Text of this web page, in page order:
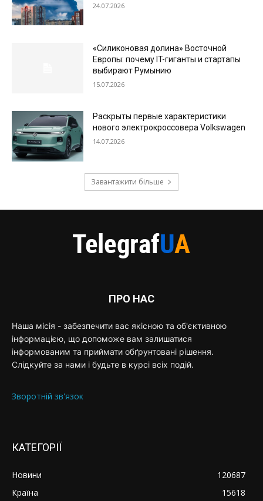
24.07.2026
«Силиконовая долина» Восточной
Европы: почему IT-гиганты и стартапы
выбирают Румынию
15.07.2026
Раскрыты первые характеристики
нового электрокроссовера Volkswagen
14.07.2026
Завантажити більше
ПРО НАС
Наша місія - забезпечити вас якісною та об'єктивною
інформацією, що допоможе вам залишатися
інформованим та приймати обґрунтовані рішення.
Слідкуйте за нами і будьте в курсі всіх подій.
Зворотній зв'язок
КАТЕГОРІЇ
Новини
120687
Країна
15618